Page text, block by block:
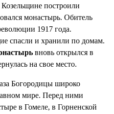
построили
монастырь. Обитель
1917 года.
спасли и хранили по домам.
вновь открылся в
на свое место.
Богородицы широко
мире. Перед ними
в Гомеле, в Горненской